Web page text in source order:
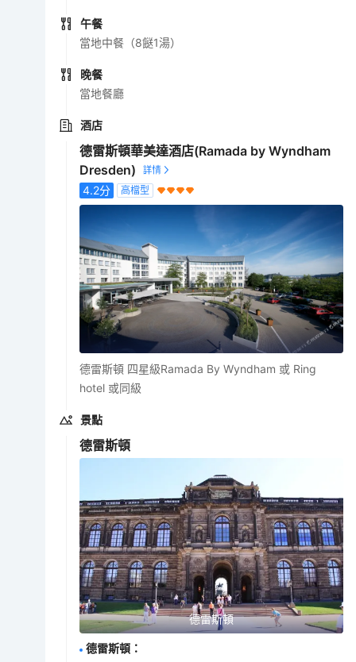
午餐
當地中餐（8餸1湯）
晚餐
當地餐廳
酒店
德雷斯頓華美達酒店(Ramada by Wyndham
Dresden)
4.2分 高檔型
德雷斯頓 四星級Ramada By Wyndham 或 Ring
hotel 或同級
景點
德雷斯頓
德雷斯頓
德雷斯頓 ：